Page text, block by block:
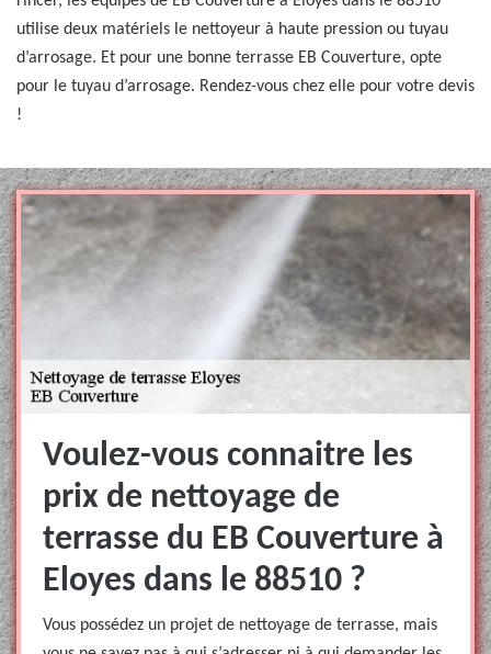
utilise deux matériels le nettoyeur à haute pression ou tuyau
d’arrosage. Et pour une bonne terrasse EB Couverture, opte
pour le tuyau d’arrosage. Rendez-vous chez elle pour votre devis
!
Voulez-vous connaitre les
prix de nettoyage de
terrasse du EB Couverture à
Eloyes dans le 88510 ?
Vous possédez un projet de nettoyage de terrasse, mais